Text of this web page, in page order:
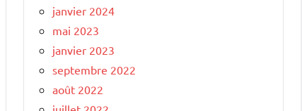
janvier 2024
mai 2023
janvier 2023
septembre 2022
août 2022